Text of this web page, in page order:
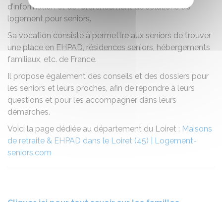
d’information et de référencement de solutions de
logement pour seniors.
Sa vocation consiste à permettre aux seniors de trouver
une place en EHPAD, résidences seniors, hébergements
familiaux, etc. de France.
Il propose également des conseils et des dossiers pour
les seniors et leurs proches, afin de répondre à leurs
questions et pour les accompagner dans leurs
démarches.
Voici la page dédiée au département du Loiret : Maisons
de retraite & EHPAD dans le Loiret (45) | Logement-
seniors.com